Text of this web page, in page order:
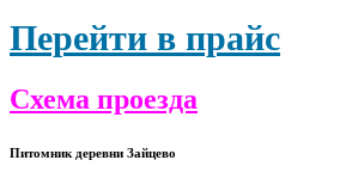
Перейти в прайс
Схема проезда
Питомник деревни Зайцево